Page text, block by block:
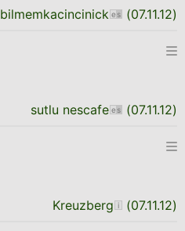
bilmemkacincinick (07.11.12)
sutlu nescafe (07.11.12)
Kreuzberg (07.11.12)